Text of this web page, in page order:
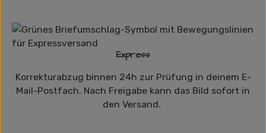
Express
Korrekturabzug binnen 24h zur Prüfung in deinem E-
Mail-Postfach. Nach Freigabe kann das Bild sofort in
den Versand.